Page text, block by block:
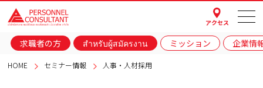
アクセス
求職者の方 สำหรับผู้สมัครงาน ミッション 企業情
HOME セミナー情報 人事・人材採用